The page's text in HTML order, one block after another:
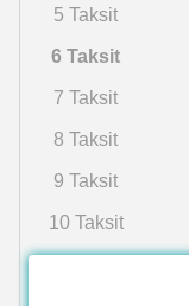
5 Taksit
6 Taksit
7 Taksit
8 Taksit
9 Taksit
10 Taksit